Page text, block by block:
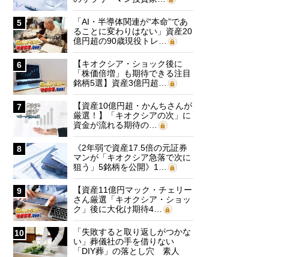
5
「AI・半導体関連が“本命”であ
ることに変わりはない」資産20
億円超の90歳現役トレ…
6
【キオクシア・ショック後に
「株価倍増」も期待できる注目
銘柄5選】資産3億円超…
7
【資産10億円超・かんちさんが
厳選！】「キオクシアの次」に
資金が流れる期待の…
8
《2年弱で資産17.5倍の元証券
マンが「キオクシア急落で次に
狙う」5銘柄を公開》1…
9
【資産11億円マック・チェリー
さん厳選「キオクシア・ショッ
ク」後に大化け期待4…
10
「失敗すると取り返しがつかな
い」葬儀社の手を借りない
「DIY葬」の落とし穴 素人